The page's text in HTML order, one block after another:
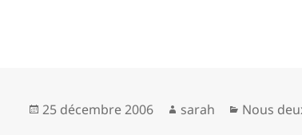
Publié
25 décembre 2006 Auteur
sarah Nous